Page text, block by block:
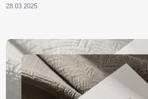
28.03.2025